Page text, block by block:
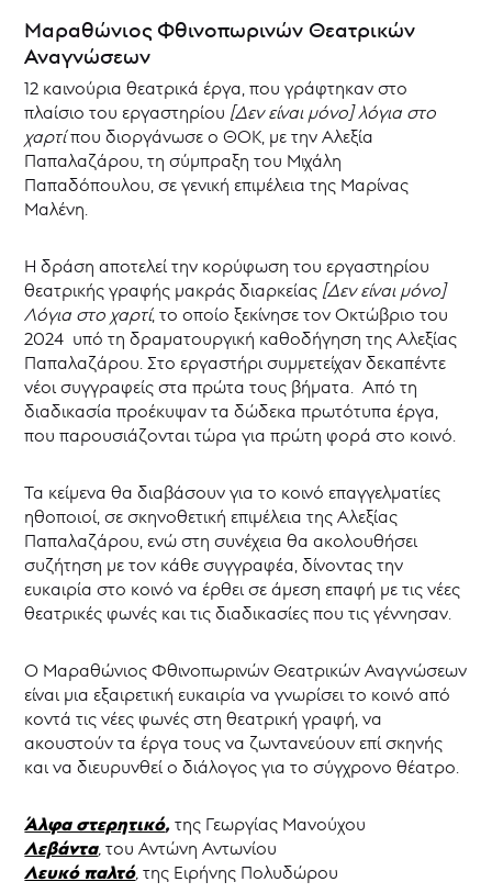
Μαραθώνιος Φθινοπωρινών Θεατρικών
Αναγνώσεων
12 καινούρια θεατρικά έργα, που γράφτηκαν στο
πλαίσιο του εργαστηρίου [Δεν είναι μόνο] λόγια στο
χαρτίπου διοργάνωσε ο ΘΟΚ, με την Αλεξία
Παπαλαζάρου, τη σύμπραξη του Μιχάλη
Παπαδόπουλου, σε γενική επιμέλεια της Μαρίνας
Μαλένη.
Η δράση αποτελεί την κορύφωση του εργαστηρίου
θεατρικής γραφής μακράς διαρκείας [Δεν είναι μόνο]
Λόγια στο χαρτί, το οποίο ξεκίνησε τον Οκτώβριο του
2024 υπό τη δραματουργική καθοδήγηση της Αλεξίας
Παπαλαζάρου. Στο εργαστήρι συμμετείχαν δεκαπέντε
νέοι συγγραφείς στα πρώτα τους βήματα. Από τη
διαδικασία προέκυψαν τα δώδεκα πρωτότυπα έργα,
που παρουσιάζονται τώρα για πρώτη φορά στο κοινό.
Τα κείμενα θα διαβάσουν για το κοινό επαγγελματίες
ηθοποιοί, σε σκηνοθετική επιμέλεια της Αλεξίας
Παπαλαζάρου, ενώ στη συνέχεια θα ακολουθήσει
συζήτηση με τον κάθε συγγραφέα, δίνοντας την
ευκαιρία στο κοινό να έρθει σε άμεση επαφή με τις νέες
θεατρικές φωνές και τις διαδικασίες που τις γέννησαν.
Ο Μαραθώνιος Φθινοπωρινών Θεατρικών Αναγνώσεων
είναι μια εξαιρετική ευκαιρία να γνωρίσει το κοινό από
κοντά τις νέες φωνές στη θεατρική γραφή, να
ακουστούν τα έργα τους να ζωντανεύουν επί σκηνής
και να διευρυνθεί ο διάλογος για το σύγχρονο θέατρο.
Άλφα στερητικό, της Γεωργίας Μανούχου
Λεβάντα,του Αντώνη Αντωνίου
Λευκό παλτό,της Ειρήνης Πολυδώρου
Κυπριανού
Γεωργία
Μαρία
Μεσαρίτη
Ειρήνη
Πολυδώρου
Πασχάλης
Ρετζέπης
Φαίδωνος
Θεατρικό
Καταφύγιο
Θεατρικό
Μουσείο
Κύπρου
Επιχορηγήσεις
Νέα